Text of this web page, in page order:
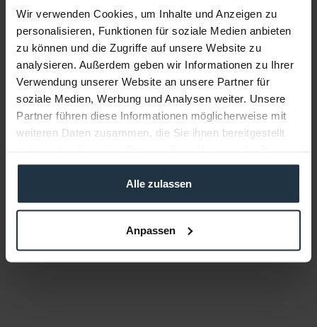
Wir verwenden Cookies, um Inhalte und Anzeigen zu
personalisieren, Funktionen für soziale Medien anbieten
zu können und die Zugriffe auf unsere Website zu
analysieren. Außerdem geben wir Informationen zu Ihrer
Verwendung unserer Website an unsere Partner für
soziale Medien, Werbung und Analysen weiter. Unsere
Partner führen diese Informationen möglicherweise mit
weiteren Daten zusammen, die Sie ihnen bereitgestellt
gesammelt haben.
Alle zulassen
Anpassen